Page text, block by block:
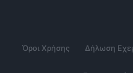
Όροι Χρήσης Δήλωση